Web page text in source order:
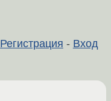
Регистрация - Вход